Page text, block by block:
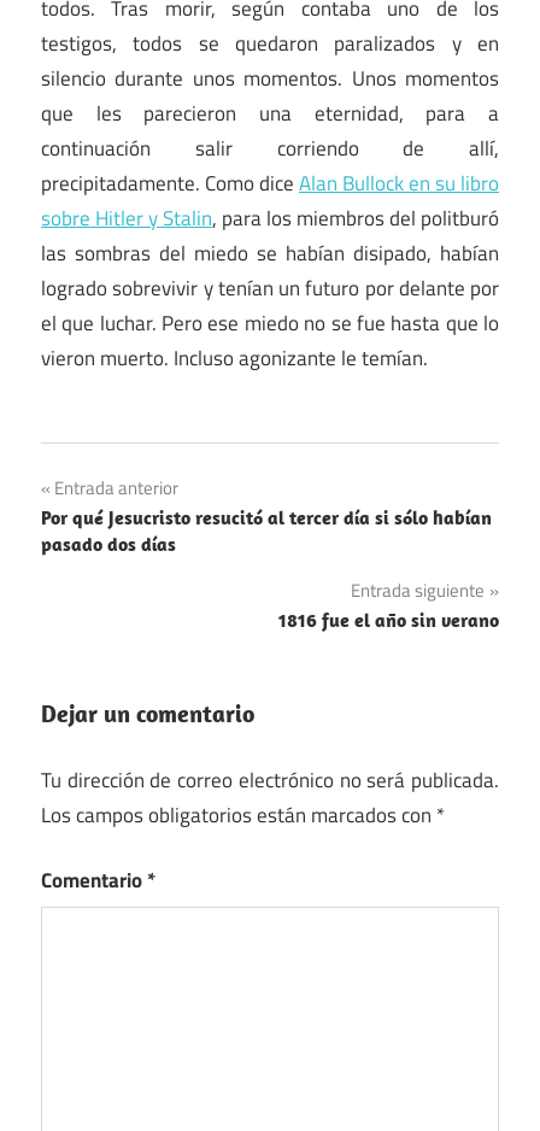
todos. Tras morir, según contaba uno de los
testigos, todos se quedaron paralizados y en
silencio durante unos momentos. Unos momentos
que les parecieron una eternidad, para a
continuación salir corriendo de allí,
precipitadamente. Como diceAlan Bullock en su libro
sobre Hitler y Stalin, para los miembros del politburó
las sombras del miedo se habían disipado, habían
logrado sobrevivir y tenían un futuro por delante por
el que luchar. Pero ese miedo no se fue hasta que lo
vieron muerto. Incluso agonizante le temían.
Navegación
de
Entrada anterior
Por qué Jesucristo resucitó al tercer día si sólo habían
pasado dos días
Entrada siguiente
1816 fue el año sin verano
Dejar un comentario
Tu dirección de correo electrónico no será publicada.
Los campos obligatorios están marcados con *
Comentario*